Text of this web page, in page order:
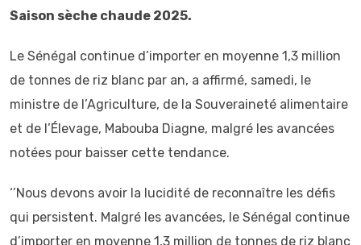
Saison sèche chaude 2025.
Le Sénégal continue d’importer en moyenne 1,3 million
de tonnes de riz blanc par an, a affirmé, samedi, le
ministre de l’Agriculture, de la Souveraineté alimentaire
et de l’Élevage, Mabouba Diagne, malgré les avancées
notées pour baisser cette tendance.
‘’Nous devons avoir la lucidité de reconnaître les défis
qui persistent. Malgré les avancées, le Sénégal continue
d’importer en moyenne 1,3 million de tonnes de riz blanc